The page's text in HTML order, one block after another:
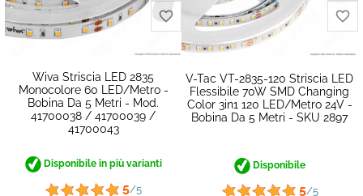
favorite_border
Wiva Striscia LED 2835
Monocolore 60 LED/metro -
Bobina Da 5 Metri - Mod.
41700038 / 41700039 /
41700043
Disponibile in più varianti
5/5
V-Tac VT-2835-120 Striscia LED
Flessibile 70W SMD Changing
Color 3in1 120 LED/metro 24V -
Bobina Da 5 Metri - SKU 2897
Disponibile
5/5